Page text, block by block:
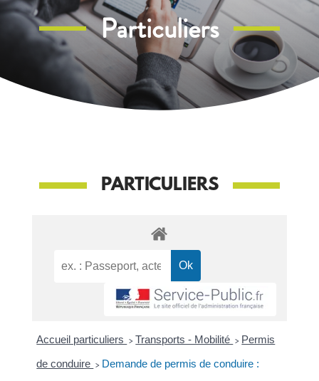
Particuliers
PARTICULIERS
Accueil particuliers > Transports - Mobilité > Permis
de conduire > Demande de permis de conduire :